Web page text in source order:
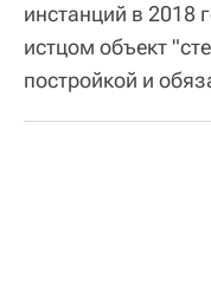
инстанций в 2018
истцом объект
постройкой и